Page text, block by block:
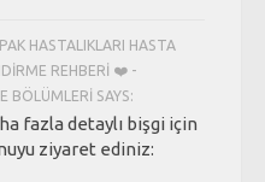
HASTALIKLARI HASTA
REHBERI ❤️ -
BÖLÜMLERI SAYS:
fazla detaylı bişgi için
ziyaret ediniz: